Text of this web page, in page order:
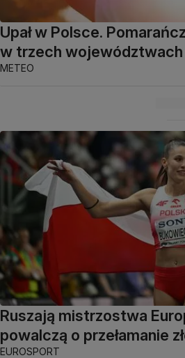
Upał w Polsce.
w trzech województwach
METEO
Ruszają mistrzostwa
powalczą o przełamanie
EUROSPORT